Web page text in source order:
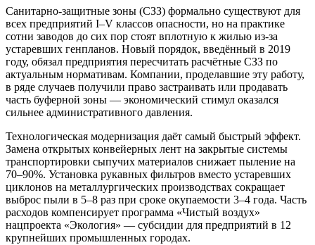
Санитарно-защитные зоны (СЗЗ) формально существуют для
всех предприятий I–V классов опасности, но на практике
сотни заводов до сих пор стоят вплотную к жилью из-за
устаревших генпланов. Новый порядок, введённый в 2019
году, обязал предприятия пересчитать расчётные СЗЗ по
актуальным нормативам. Компании, проделавшие эту работу,
в ряде случаев получили право застраивать или продавать
часть буферной зоны — экономический стимул оказался
сильнее административного давления.
Технологическая модернизация даёт самый быстрый эффект.
Замена открытых конвейерных лент на закрытые системы
транспортировки сыпучих материалов снижает пыление на
70–90%. Установка рукавных фильтров вместо устаревших
циклонов на металлургических производствах сокращает
выброс пыли в 5–8 раз при сроке окупаемости 3–4 года. Часть
расходов компенсирует программа «Чистый воздух»
нацпроекта «Экология» — субсидии для предприятий в 12
крупнейших промышленных городах.